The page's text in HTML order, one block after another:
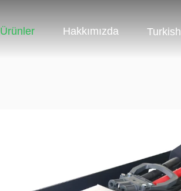
Ürünler Hakkımızda Turkish